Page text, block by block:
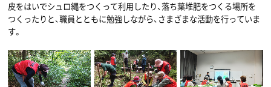
皮をはいでシュロ縄をつくって利用したり、落ち葉堆肥をつくる場所を
つくったりと、職員とともに勉強しながら、さまざまな活動を行っていま
す。